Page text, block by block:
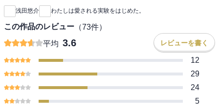
っていてもつかめない。ベニコの授ける「恋愛認知学」は、恋愛テ
クニックを学ぶことを通じて、人生にどう立ち向かっていくべきな
のかを教えます。恋愛認知学の各種メソッドを網羅した「恋愛認知
浅田悠介 わたしは愛される実験をはじめた。
この作品のレビュー （73件）
平均 3.6 レビューを書く
12
29
24
5